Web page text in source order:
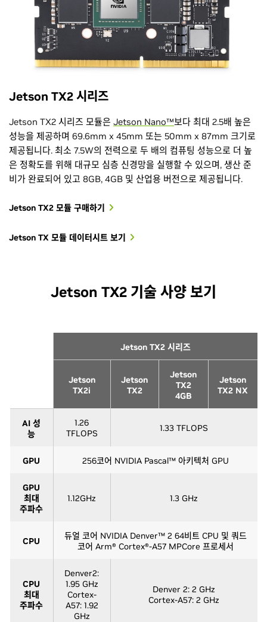
Jetson TX2 시리즈
Jetson TX2 시리즈 모듈은 Jetson Nano™보다 최대 2.5배 높은
성능을 제공하며 69.6mm x 45mm 또는 50mm x 87mm 크기로
제공됩니다. 최소 7.5W의 전력으로 두 배의 컴퓨팅 성능으로 더 높
은 정확도를 위해 대규모 심층 신경망을 실행할 수 있으며, 생산 준
비가 완료되어 있고 8GB, 4GB 및 산업용 버전으로 제공됩니다.
Jetson TX2 모듈 구매하기
Jetson TX 모듈 데이터시트 보기
Jetson TX2 기술 사양 보기
Jetson TX2 시리즈
Jetson
TX2i
Jetson
TX2
Jetson
TX2
4GB
Jetson
TX2 NX
AI 성
능
1.26
TFLOPS
1.33 TFLOPS
GPU 256코어 NVIDIA Pascal™ 아키텍처 GPU
GPU
최대
주파수
1.12GHz 1.3 GHz
CPU
듀얼 코어 NVIDIA Denver™ 2 64비트 CPU 및 쿼드
코어 Arm® Cortex®-A57 MPCore 프로세서
CPU
최대
주파수
Denver2:
1.95 GHz
Cortex-
A57: 1.92
GHz
Denver 2: 2 GHz
Cortex-A57: 2 GHz